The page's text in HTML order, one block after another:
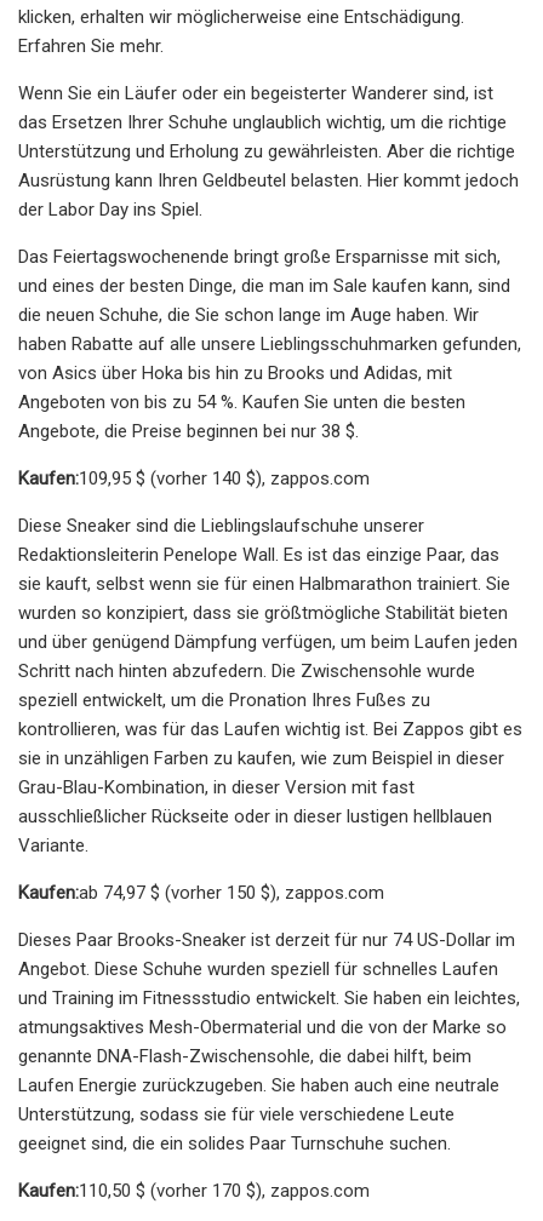
klicken, erhalten wir möglicherweise eine Entschädigung.
Erfahren Sie mehr.
Wenn Sie ein Läufer oder ein begeisterter Wanderer sind, ist
das Ersetzen Ihrer Schuhe unglaublich wichtig, um die richtige
Unterstützung und Erholung zu gewährleisten. Aber die richtige
Ausrüstung kann Ihren Geldbeutel belasten. Hier kommt jedoch
der Labor Day ins Spiel.
Das Feiertagswochenende bringt große Ersparnisse mit sich,
und eines der besten Dinge, die man im Sale kaufen kann, sind
die neuen Schuhe, die Sie schon lange im Auge haben. Wir
haben Rabatte auf alle unsere Lieblingsschuhmarken gefunden,
von Asics über Hoka bis hin zu Brooks und Adidas, mit
Angeboten von bis zu 54 %. Kaufen Sie unten die besten
Angebote, die Preise beginnen bei nur 38 $.
Kaufen:109,95 $ (vorher 140 $), zappos.com
Diese Sneaker sind die Lieblingslaufschuhe unserer
Redaktionsleiterin Penelope Wall. Es ist das einzige Paar, das
sie kauft, selbst wenn sie für einen Halbmarathon trainiert. Sie
wurden so konzipiert, dass sie größtmögliche Stabilität bieten
und über genügend Dämpfung verfügen, um beim Laufen jeden
Schritt nach hinten abzufedern. Die Zwischensohle wurde
speziell entwickelt, um die Pronation Ihres Fußes zu
kontrollieren, was für das Laufen wichtig ist. Bei Zappos gibt es
sie in unzähligen Farben zu kaufen, wie zum Beispiel in dieser
Grau-Blau-Kombination, in dieser Version mit fast
ausschließlicher Rückseite oder in dieser lustigen hellblauen
Variante.
Kaufen:ab 74,97 $ (vorher 150 $), zappos.com
Dieses Paar Brooks-Sneaker ist derzeit für nur 74 US-Dollar im
Angebot. Diese Schuhe wurden speziell für schnelles Laufen
und Training im Fitnessstudio entwickelt. Sie haben ein leichtes,
atmungsaktives Mesh-Obermaterial und die von der Marke so
genannte DNA-Flash-Zwischensohle, die dabei hilft, beim
Laufen Energie zurückzugeben. Sie haben auch eine neutrale
Unterstützung, sodass sie für viele verschiedene Leute
geeignet sind, die ein solides Paar Turnschuhe suchen.
Kaufen:110,50 $ (vorher 170 $), zappos.com